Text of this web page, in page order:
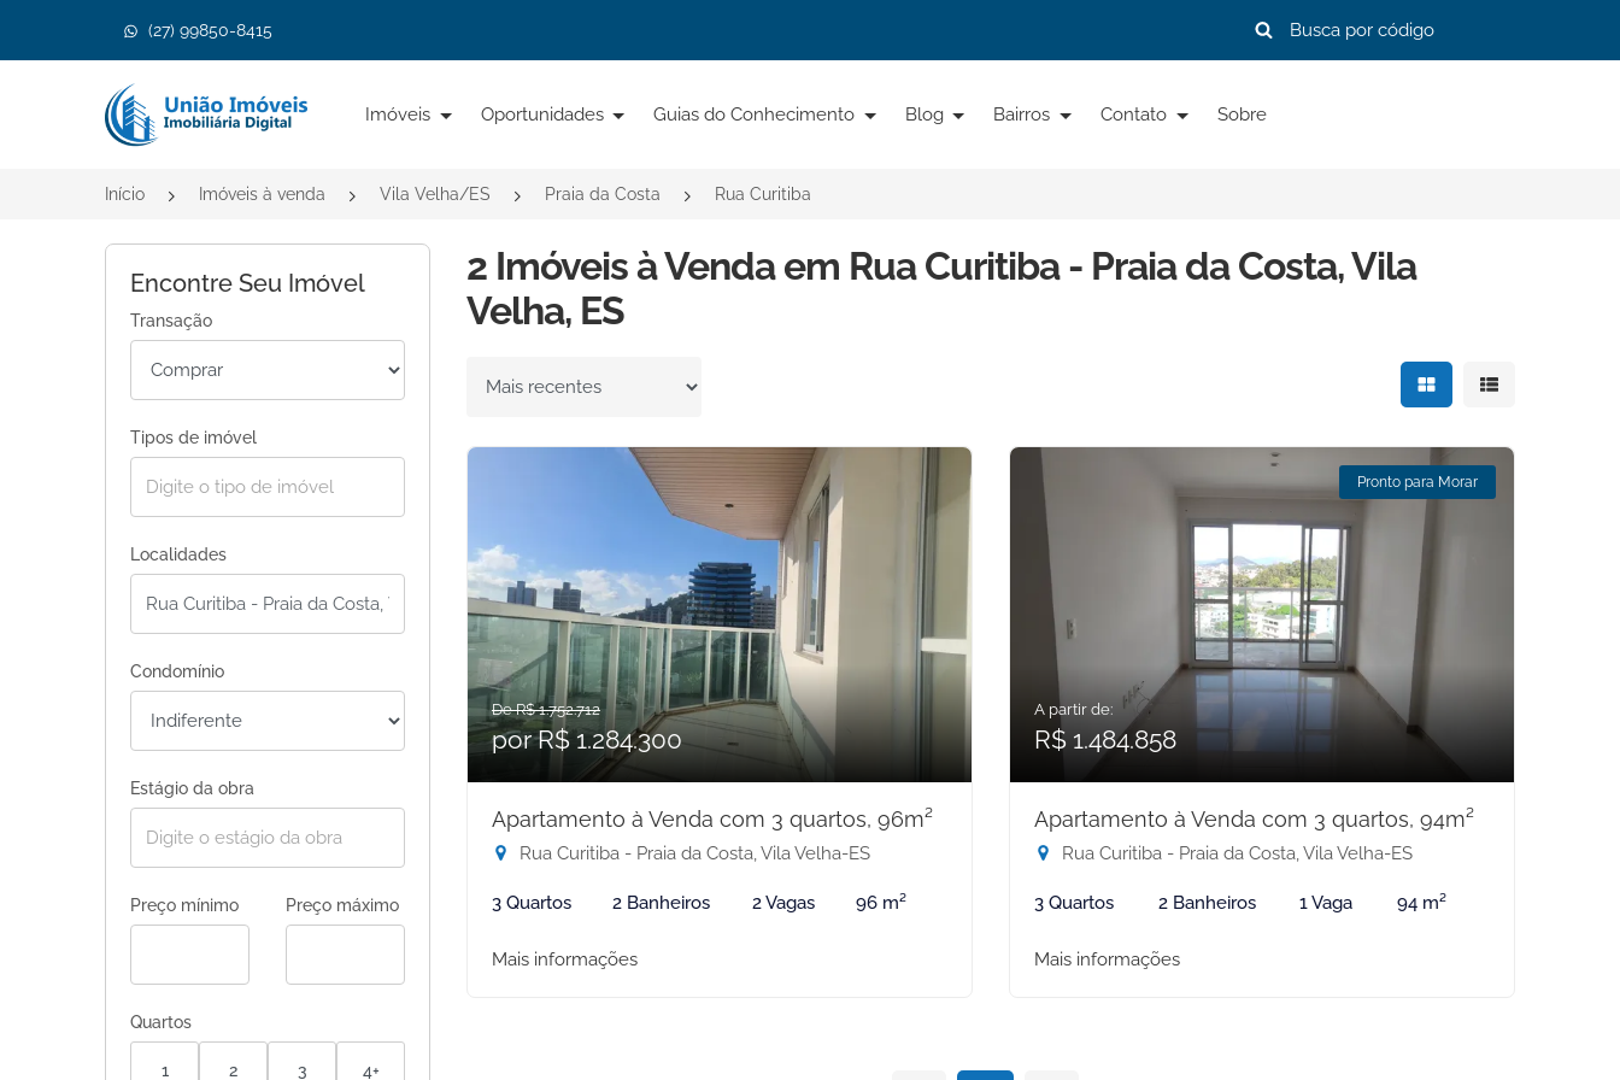
(27) 99850-8415
Página inicial
Imóveis Oportunidades Guias do Conhecimento Blog Bairros Contato Sobre
Início Imóveis à venda Vila Velha/ES Praia da Costa Rua Curitiba
Encontre Seu Imóvel
Transação
Tipos de imóvel
Localidades
Condomínio
Estágio da obra
Preço mínimo Preço máximo
Quartos
1 2 3 4+
2 Imóveis à Venda em Rua Curitiba - Praia da Costa, Vila
Velha, ES
Ordenar por Mostrar resultados
Mostrar
De R$ 1.752.712
por R$ 1.284.300
Apartamento à Venda com 3 quartos, 96m²
Rua Curitiba - Praia da Costa, Vila Velha-ES
3 Quartos 2 Banheiros 2 Vagas 96 m²
Mais informações
Pronto para Morar
A partir de:
R$ 1.484.858
Apartamento à Venda com 3 quartos, 94m²
Rua Curitiba - Praia da Costa, Vila Velha-ES
3 Quartos 2 Banheiros 1 Vaga 94 m²
Mais informações